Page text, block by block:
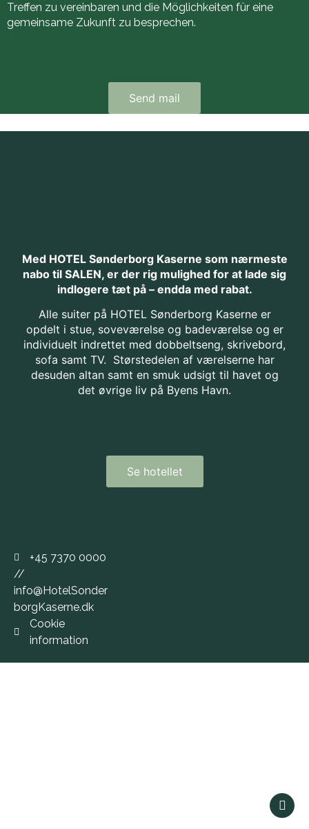
Treffen zu vereinbaren und die Möglichkeiten für eine
gemeinsame Zukunft zu besprechen.
Send mail
Med HOTEL Sønderborg Kaserne som nærmeste
nabo til SALEN, er der rig mulighed for at lade sig
indlogere tæt på – endda med rabat.
Alle suiter på HOTEL Sønderborg Kaserne er
opdelt i stue, soveværelse og badeværelse og er
individuelt indrettet med dobbeltseng, skrivebord,
sofa samt TV. Størstedelen af værelserne har
desuden altan samt en smuk udsigt til havet og
det øvrige liv på Byens Havn.
Se hotellet
+45 7370 0000
//
info@HotelSonder
borgKaserne.dk
Cookie
information